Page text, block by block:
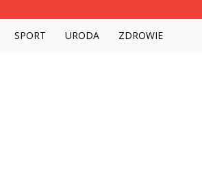
SPORT URODA ZDROWIE